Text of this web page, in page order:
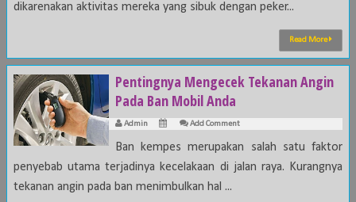
dikarenakan aktivitas mereka yang sibuk dengan peker...
Read More
Pentingnya Mengecek Tekanan Angin
Pada Ban Mobil Anda
Admin Add Comment
Ban kempes merupakan salah satu faktor
penyebab utama terjadinya kecelakaan di jalan raya. Kurangnya
tekanan angin pada ban menimbulkan hal ...